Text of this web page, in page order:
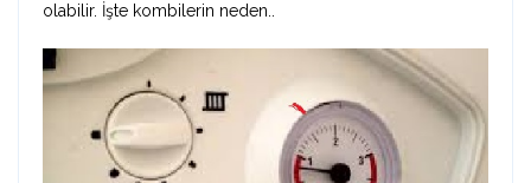
olabilir. İşte kombilerin neden..